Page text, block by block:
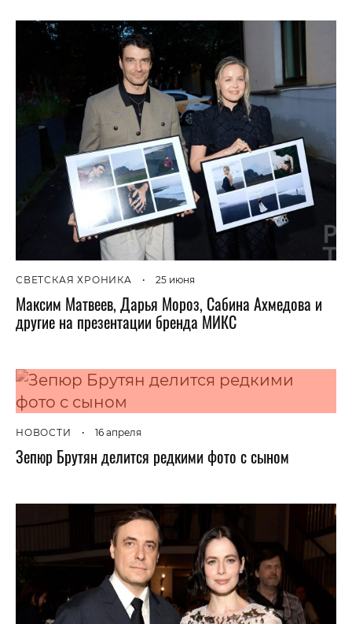
СВЕТСКАЯ ХРОНИКА • 25 июня
Максим Матвеев, Дарья Мороз, Сабина Ахмедова и
другие на презентации бренда МИКС
НОВОСТИ • 16 апреля
Зепюр Брутян делится редкими фото с сыном